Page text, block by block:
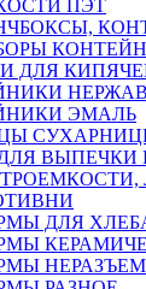
ПЭТ
ДЛЯ
ЭМАЛЬ
ВЫПЕЧКИ
ДЛЯ